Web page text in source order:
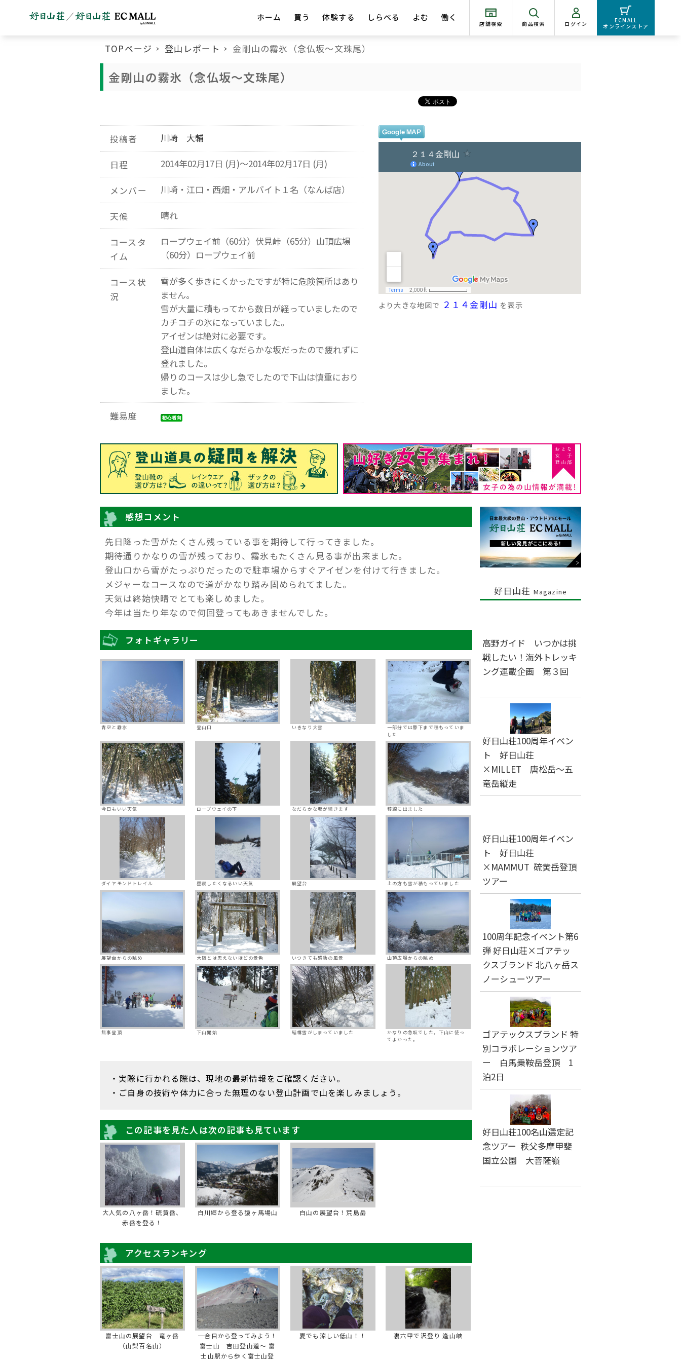
ホーム 買う 体験する しらべる よむ 働く
店舗検索 商品検索 ログイン
ECMALL
オンラインストア
TOPページ 登山レポート 金剛山の霧氷（念仏坂〜文珠尾）
金剛山の霧氷（念仏坂〜文珠尾）
投稿者 川崎 大輔
日程 2014年02月17日 (月)～2014年02月17日 (月)
メンバー 川崎・江口・西畑・アルバイト１名（なんば店）
天候 晴れ
コースタ
イム
ロープウェイ前（60分）伏見峠（65分）山頂広場
（60分）ロープウェイ前
コース状
況
雪が多く歩きにくかったですが特に危険箇所はあり
ません。
雪が大量に積もってから数日が経っていましたので
カチコチの氷になっていました。
アイゼンは絶対に必要です。
登山道自体は広くなだらかな坂だったので疲れずに
登れました。
帰りのコースは少し急でしたので下山は慎重におり
ました。
難易度
より大きな地図で ２１４金剛山 を表示
感想コメント
先日降った雪がたくさん残っている事を期待して行ってきました。
期待通りかなりの雪が残っており、霧氷もたくさん見る事が出来ました。
登山口から雪がたっぷりだったので駐車場からすぐアイゼンを付けて行きました。
メジャーなコースなので道がかなり踏み固められてました。
天気は終始快晴でとても楽しめました。
今年は当たり年なので何回登ってもあきませんでした。
フォトギャラリー
青空と霧氷 登山口 いきなり大雪
一部分では膝下まで積もっていま
した
今日もいい天気 ロープウェイの下 なだらかな坂が続きます 稜線に出ました
ダイヤモンドトレイル 昼寝したくなるいい天気 展望台 上の方も雪が積もっていました
展望台からの眺め 大阪とは思えないほどの景色 いつきても感動の風景 山頂広場からの眺め
無事登頂 下山開始 結構雪がしまっていました
かなりの急坂でした。下山に使っ
てよかった。
・実際に行かれる際は、現地の最新情報をご確認ください。
・ご自身の技術や体力に合った無理のない登山計画で山を楽しみましょう。
この記事を見た人は次の記事も見ています
大人気の八ヶ岳！硫黄岳、
赤岳を登る！
白川郷から登る猿ヶ馬場山 白山の展望台！荒島岳
アクセスランキング
富士山の展望台 竜ヶ岳
（山梨百名山）
一合目から登ってみよう！
富士山 吉田登山道～ 富
士山駅から歩く富士山登
夏でも涼しい低山！！ 裏六甲で沢登り 逢山峡
好日山荘 Magazine
高野ガイド いつかは挑
戦したい！海外トレッキ
ング連載企画 第３回
好日山荘100周年イベン
ト 好日山荘
×MILLET 唐松岳～五
竜岳縦走
好日山荘100周年イベン
ト 好日山荘
×MAMMUT 硫黄岳登頂
ツアー
100周年記念イベント第6
弾 好日山荘×ゴアテッ
クスブランド 北八ヶ岳ス
ノーシューツアー
ゴアテックスブランド 特
別コラボレーションツア
ー 白馬乗鞍岳登頂 1
泊2日
好日山荘100名山選定記
念ツアー 秩父多摩甲斐
国立公園 大菩薩嶺